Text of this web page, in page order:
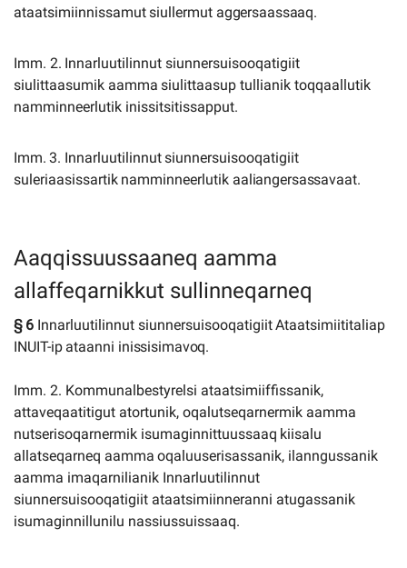
ataatsimiinnissamutsiullermut aggersaassaaq.
Imm. 2. Innarluutilinnut siunnersuisooqatigiit
siulittaasumik aamma siulittaasup tullianik toqqaallutik
namminneerlutik inissitsitissapput.
Imm. 3. Innarluutilinnutsiunnersuisooqatigiit
suleriaasissartik namminneerlutik aaliangersassavaat.
Aaqqissuussaaneq aamma
allaffeqarnikkut sullinneqarneq
§ 6 Innarluutilinnut siunnersuisooqatigiitAtaatsimiititaliap
INUIT-ip ataanni inissisimavoq.
Imm. 2. Kommunalbestyrelsi ataatsimiiffissanik,
attaveqaatitigut atortunik, oqalutseqarnermik aamma
nutserisoqarnermik isumaginnittuussaaq kiisalu
allatseqarneq aamma oqaluuserisassanik, ilanngussanik
aamma imaqarnilianik Innarluutilinnut
siunnersuisooqatigiit ataatsimiinneranni atugassanik
isumaginnillunilu nassiussuissaaq.